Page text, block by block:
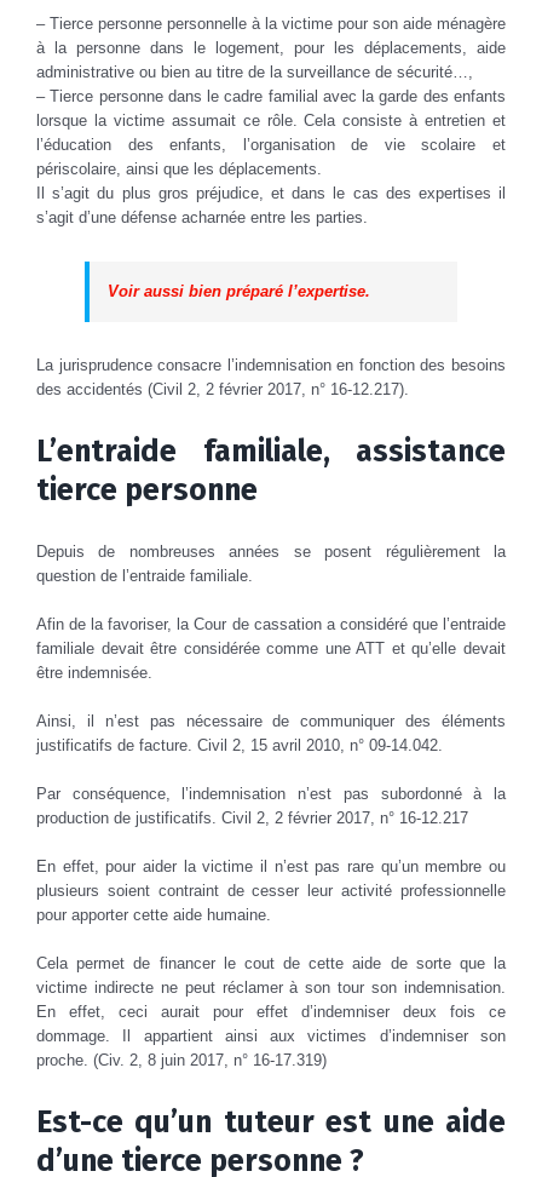
– Tierce personne personnelle à la victime pour son aide ménagère
à la personne dans le logement, pour les déplacements, aide
administrative ou bien au titre de la surveillance de sécurité…,
– Tierce personne dans le cadre familial avec la garde des enfants
lorsque la victime assumait ce rôle. Cela consiste à entretien et
l’éducation des enfants, l’organisation de vie scolaire et
périscolaire, ainsi que les déplacements.
Il s’agit du plus gros préjudice, et dans le cas des expertises il
s’agit d’une défense acharnée entre les parties.
Voir aussi bien préparé l’expertise.
La jurisprudence consacre l’indemnisation en fonction des besoins
des accidentés (Civil 2, 2 février 2017, n° 16-12.217).
L’entraide familiale, assistance
tierce personne
Depuis de nombreuses années se posent régulièrement la
question de l’entraide familiale.
Afin de la favoriser, la Cour de cassation a considéré que l’entraide
familiale devait être considérée comme une ATT et qu’elle devait
être indemnisée.
Ainsi, il n’est pas nécessaire de communiquer des éléments
justificatifs de facture. Civil 2, 15 avril 2010, n° 09-14.042.
Par conséquence, l’indemnisation n’est pas subordonné à la
production de justificatifs. Civil 2, 2 février 2017, n° 16-12.217
En effet, pour aider la victime il n’est pas rare qu’un membre ou
plusieurs soient contraint de cesser leur activité professionnelle
pour apporter cette aide humaine.
Cela permet de financer le cout de cette aide de sorte que la
victime indirecte ne peut réclamer à son tour son indemnisation.
En effet, ceci aurait pour effet d’indemniser deux fois ce
dommage. Il appartient ainsi aux victimes d’indemniser son
proche. (Civ. 2, 8 juin 2017, n° 16-17.319)
Est-ce qu’un tuteur est une aide
d’une tierce personne ?